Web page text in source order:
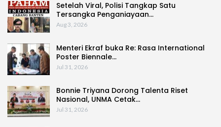
Setelah Viral, Polisi Tangkap Satu
Tersangka Penganiayaan…
Aug 3, 2026
Menteri Ekraf buka Re: Rasa International
Poster Biennale…
Jul 31, 2026
Bonnie Triyana Dorong Talenta Riset
Nasional, UNMA Cetak…
Jul 31, 2026